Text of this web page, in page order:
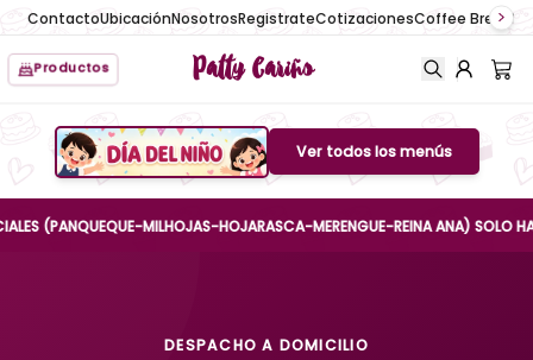
ContactoUbicaciónNosotrosRegistrateCotizacionesCoffee Break
Productos Patty Cariño
Boton de menu
Ver todos los menús
MILHOJAS-HOJARASCA-MERENGUE-REINA ANA) SOLO HASTA
DESPACHO A DOMICILIO